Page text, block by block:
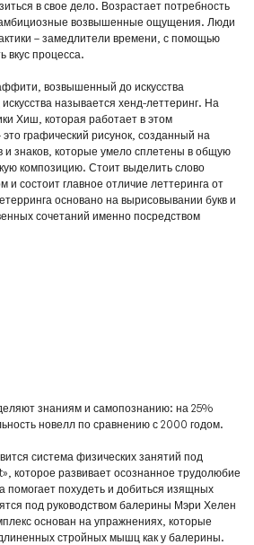
в свое дело. Возрастает потребность
возвышенные ощущения. Люди
– замедлители времени, с помощью
вкус процесса.
возвышенный до искусства
называется хенд-леттеринг. На
Хиш, которая работает в этом
графический рисунок, созданный на
и знаков, которые умело сплетены в общую
композицию. Стоит выделить слово
и состоит главное отличие леттеринга от
основано на вырисовывании букв и
сочетаний именно посредством
знаниям и самопознанию: на 25%
новелл по сравнению с 2000 годом.
система физических занятий под
которое развивает осознанное трудолюбие
помогает похудеть и добиться изящных
под руководством балерины Мэри Хелен
основан на упражнениях, которые
стройных мышц как у балерины.